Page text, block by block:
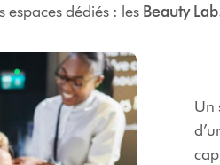
dédiés : les Beauty
Un